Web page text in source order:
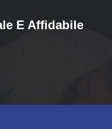
E Affidabile